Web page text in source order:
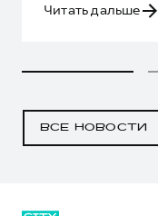
Читать дальше
ВСЕ НОВОСТИ